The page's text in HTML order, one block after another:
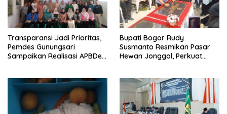
Transparansi Jadi Prioritas,
Pemdes Gunungsari
Sampaikan Realisasi APBDes
Bupati Bogor Rudy
Susmanto Resmikan Pasar
Hewan Jonggol, Perkuat